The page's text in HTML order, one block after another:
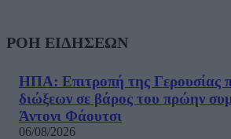
ΡΟΗ ΕΙΔΗΣΕΩΝ
ΗΠΑ: Επιτροπή της Γερουσίας
διώξεων σε βάρος του πρώην
Άντονι Φάουτσι
06/08/2026